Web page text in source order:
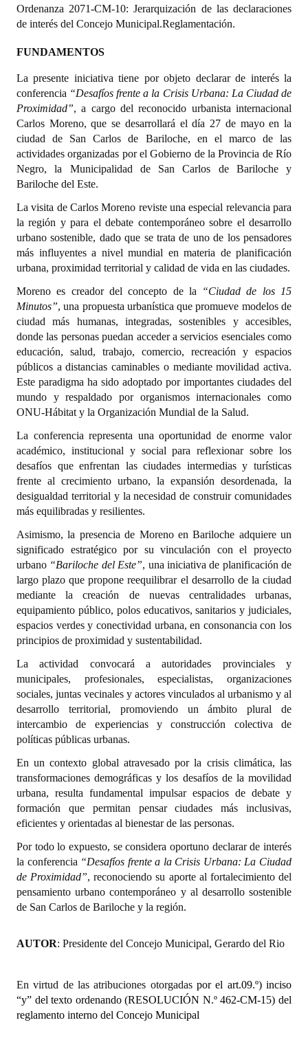
Organigrama
DOCUMENTOS
Informes de Gestión
Proyectos Presentados
Dictámenes Asesoría Letrada
Actas de Sesión
Ejecución Presupuestaria
Actas de Audiencias Públicas
NORMATIVA
Comunicaciones
Declaraciones
Resoluciones
Resoluciones de Presidencia
INSTITUCIONAL
Antiguos Pobladores
Noticias Destacadas
Registros y Distinciones
Datos Históricos
Premio al Mérito - Registro
Audiencias Públicas - Registro
Mujeres que Dejaron Huellas - Registro
Periodistas Decanos - Registro
Ciudadano Ilustre - Registro
Banca del Vecino - Registro
Huéspedes de Honor - Registro
Antiguos Pobladores - Registro
Reconocimientos - Registro
Bariloche, Municipio intercultural
Entrega de distinciones
REFORMA DE LA CARTA ORGÁNICA
Ordenanza 2071-CM-10: Jerarquización de las declaraciones
de interés del Concejo Municipal.Reglamentación.
FUNDAMENTOS
La presente iniciativa tiene por objeto declarar de interés la
conferencia “Desafíos frente a la Crisis Urbana: La Ciudad de
Proximidad”, a cargo del reconocido urbanista internacional
Carlos Moreno, que se desarrollará el día 27 de mayo en la
ciudad de San Carlos de Bariloche, en el marco de las
actividades organizadas por el Gobierno de la Provincia de Río
Negro, la Municipalidad de San Carlos de Bariloche y
Bariloche del Este.
La visita de Carlos Moreno reviste una especial relevancia para
la región y para el debate contemporáneo sobre el desarrollo
urbano sostenible, dado que se trata de uno de los pensadores
más influyentes a nivel mundial en materia de planificación
urbana, proximidad territorial y calidad de vida en las ciudades.
Moreno es creador del concepto de la
“Ciudad de los 15
Minutos”, una propuesta urbanística que promueve modelos de
ciudad más humanas, integradas, sostenibles y accesibles,
donde las personas puedan acceder a servicios esenciales como
educación, salud, trabajo, comercio, recreación y espacios
públicos a distancias caminables o mediante movilidad activa.
Este paradigma ha sido adoptado por importantes ciudades del
mundo y respaldado por organismos internacionales como
ONU-Hábitat y la Organización Mundial de la Salud.
La conferencia representa una oportunidad de enorme valor
académico, institucional y social para reflexionar sobre los
desafíos que enfrentan las ciudades intermedias y turísticas
frente al crecimiento urbano, la expansión desordenada, la
desigualdad territorial y la necesidad de construir comunidades
más equilibradas y resilientes.
Asimismo, la presencia de Moreno en Bariloche adquiere un
significado estratégico por su vinculación con el proyecto
urbano “Bariloche del Este”, una iniciativa de planificación de
largo plazo que propone reequilibrar el desarrollo de la ciudad
mediante la creación de nuevas centralidades urbanas,
equipamiento público, polos educativos, sanitarios y judiciales,
espacios verdes y conectividad urbana, en consonancia con los
principios de proximidad y sustentabilidad.
La actividad convocará a autoridades provinciales y
municipales, profesionales, especialistas, organizaciones
sociales, juntas vecinales y actores vinculados al urbanismo y al
desarrollo territorial, promoviendo un ámbito plural de
intercambio de experiencias y construcción colectiva de
políticas públicas urbanas.
En un contexto global atravesado por la crisis climática, las
transformaciones demográficas y los desafíos de la movilidad
urbana, resulta fundamental impulsar espacios de debate y
formación que permitan pensar ciudades más inclusivas,
eficientes y orientadas al bienestar de las personas.
Por todo lo expuesto, se considera oportuno declarar de interés
la conferencia “Desafíos frente a la Crisis Urbana: La Ciudad
de Proximidad”, reconociendo su aporte al fortalecimiento del
pensamiento urbano contemporáneo y al desarrollo sostenible
de San Carlos de Bariloche y la región.
AUTOR: Presidente del Concejo Municipal, Gerardo del Rio
En virtud de las atribuciones otorgadaspor el art.09.º) inciso
“y” del texto ordenando (RESOLUCIÓN N.º 462-CM-15) del
reglamento interno del Concejo Municipal